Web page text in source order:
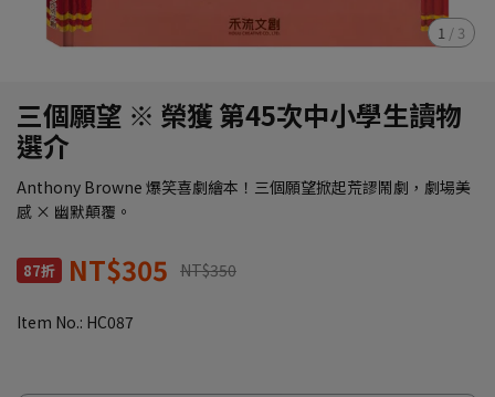
1 / 3
三個願望 ※ 榮獲 第45次中小學生讀物
選介
Anthony Browne 爆笑喜劇繪本！三個願望掀起荒謬鬧劇，劇場美
感 × 幽默顛覆。
87折 NT$305 NT$350
Item No.: HC087